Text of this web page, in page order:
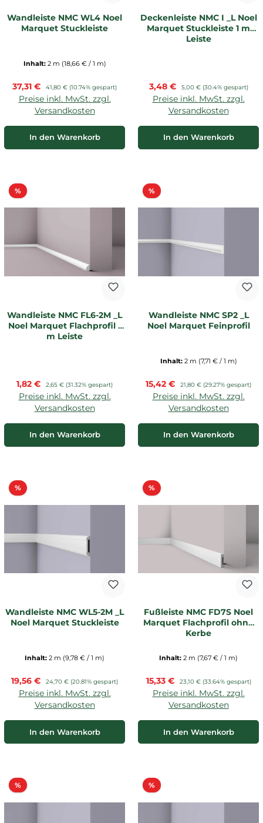
Wandleiste NMC WL4 Noel
Marquet Stuckleiste
Inhalt: 2 m (18,66 € / 1 m)
Verkaufspreis:
37,31 € Regulärer Preis:
41,80 € (10.74% gespart)
Preise inkl. MwSt. zzgl.
Versandkosten
In den Warenkorb
Deckenleiste NMC I _L Noel
Marquet Stuckleiste 1 m
Leiste
Verkaufspreis:
3,48 € Regulärer Preis:
5,00 € (30.4% gespart)
Preise inkl. MwSt. zzgl.
Versandkosten
In den Warenkorb
%Rabatt
Wandleiste NMC FL6-2M _L
Noel Marquet Flachprofil 1
m Leiste
Verkaufspreis:
1,82 € Regulärer Preis:
2,65 € (31.32% gespart)
Preise inkl. MwSt. zzgl.
Versandkosten
In den Warenkorb
%Rabatt
Wandleiste NMC SP2 _L
Noel Marquet Feinprofil
Inhalt: 2 m (7,71 € / 1 m)
Verkaufspreis:
15,42 € Regulärer Preis:
21,80 € (29.27% gespart)
Preise inkl. MwSt. zzgl.
Versandkosten
In den Warenkorb
%Rabatt
Wandleiste NMC WL5-2M _L
Noel Marquet Stuckleiste
Inhalt: 2 m (9,78 € / 1 m)
Verkaufspreis:
19,56 € Regulärer Preis:
24,70 € (20.81% gespart)
Preise inkl. MwSt. zzgl.
Versandkosten
In den Warenkorb
%Rabatt
Fußleiste NMC FD7S Noel
Marquet Flachprofil ohne
Kerbe
Inhalt: 2 m (7,67 € / 1 m)
Verkaufspreis:
15,33 € Regulärer Preis:
23,10 € (33.64% gespart)
Preise inkl. MwSt. zzgl.
Versandkosten
In den Warenkorb
%Rabatt %Rabatt